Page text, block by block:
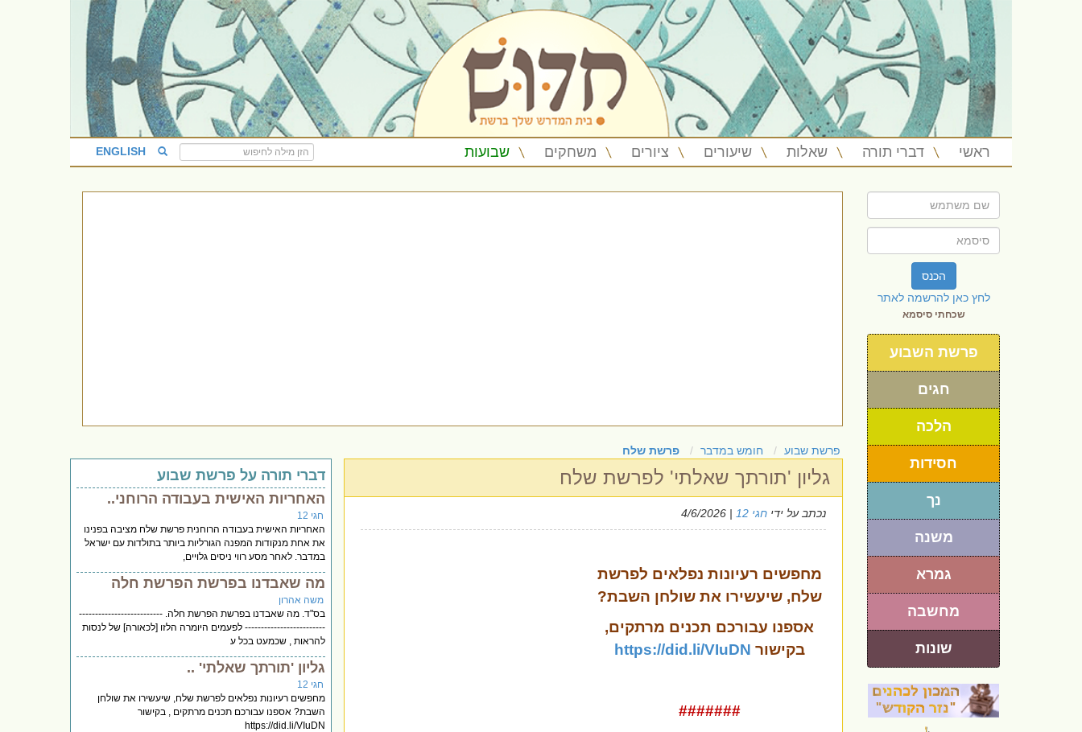
ראשי דברי תורה שאלות שיעורים ציורים משחקים שבועות ENGLISH
הכנס
לחץ כאן להרשמה לאתר
שכחתי סיסמא
פרשת השבוע
חגים
הלכה
חסידות
נך
משנה
גמרא
מחשבה
שונות
פרשת שבוע חומש במדבר פרשת שלח
גליון 'תורתך שאלתי' לפרשת שלח
נכתב על ידי חגי 12 | 4/6/2026
מחפשים רעיונות נפלאים לפרשת
שלח, שיעשירו את שולחן השבת?
אספנו עבורכם תכנים מרתקים,
בקישור https://did.li/VIuDN
#######
דברי תורה על פרשת שבוע
האחריות האישית בעבודה הרוחני..
חגי 12
האחריות האישית בעבודה הרוחנית פרשת שלח מציבה בפנינו
את אחת מנקודות המפנה הגורליות ביותר בתולדות עם ישראל
במדבר. לאחר מסע רווי ניסים גלויים,
מה שאבדנו בפרשת הפרשת חלה
משה אהרון
בס"ד. מה שאבדנו בפרשת הפרשת חלה. --------------------------
------------------------- לפעמים היומרה הלזו [לכאורה] של לנסות
להראות , שכמעט בכל ע
גליון 'תורתך שאלתי' ..
חגי 12
מחפשים רעיונות נפלאים לפרשת שלח, שיעשירו את שולחן
השבת? אספנו עבורכם תכנים מרתקים , בקישור
https://did.li/VIuDN